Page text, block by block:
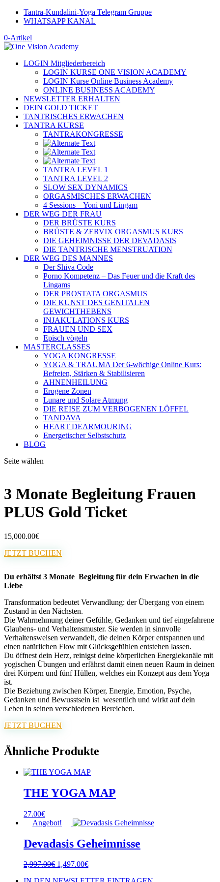
Tantra-Kundalini-Yoga Telegram Gruppe
WHATSAPP KANAL
0-Artikel
LOGIN Mitgliederbereich
LOGIN KURSE ONE VISION ACADEMY
LOGIN Kurse Online Business Academy
ONLINE BUSINESS ACADEMY
NEWSLETTER ERHALTEN
DEIN GOLD TICKET
TANTRISCHES ERWACHEN
TANTRA KURSE
TANTRAKONGRESSE
TANTRA LEVEL 1
TANTRA LEVEL 2
SLOW SEX DYNAMICS
ORGASMISCHES ERWACHEN
4 Sessions – Yoni und Lingam
DER WEG DER FRAU
DER BRÜSTE KURS
BRÜSTE & ZERVIX ORGASMUS KURS
DIE GEHEIMNISSE DER DEVADASIS
DIE TANTRISCHE MENSTRUATION
DER WEG DES MANNES
Der Shiva Code
Porno Kompetenz – Das Feuer und die Kraft des
Lingams
DER PROSTATA ORGASMUS
DIE KUNST DES GENITALEN
GEWICHTHEBENS
INJAKULATIONS KURS
FRAUEN UND SEX
Episch vögeln
MASTERCLASSES
YOGA KONGRESSE
YOGA & TRAUMA Der 6‑wöchige Online Kurs:
Befreien, Stärken & Stabilisieren
AHNENHEILUNG
Erogene Zonen
Lunare und Solare Atmung
DIE REISE ZUM VERBOGENEN LÖFFEL
TANDAVA
HEART DEARMOURING
Energetischer Selbstschutz
BLOG
Seite wählen
3 Monate Begleitung Frauen
PLUS Gold Ticket
15,000.00€
JETZT BUCHEN
Du erhältst 3 Monate Begleitung für dein Erwachen in die
Liebe
Transformation bedeutet Verwandlung: der Übergang von einem
Zustand in den Nächsten.
Die Wahrnehmung deiner Gefühle, Gedanken und tief eingefahrene
Glaubens- und Verhaltensmuster. Sie werden in sinnvolle
Verhaltensweisen verwandelt, die deinen Körper entspannen und
einen natürlichen Flow mit Glücksgefühlen entstehen lassen.
Du öffnest dein Herz, reinigst deine körperlichen Energiekanäle mit
yogischen Übungen und erfährst damit einen neuen Raum in deinen
drei Körpern und fünf Hüllen, welches ein Konzept aus dem Yoga
ist.
Die Beziehung zwischen Körper, Energie, Emotion, Psyche,
Gedanken und Bewusstsein ist wesentlich und wirkt auf dein
Leben in seinen verschiedenen Bereichen.
JETZT BUCHEN
Ähnliche Produkte
THE YOGA MAP
27.00€
Angebot!
Devadasis Geheimnisse
2,997.00€ Ursprünglicher
1,497.00€Aktueller